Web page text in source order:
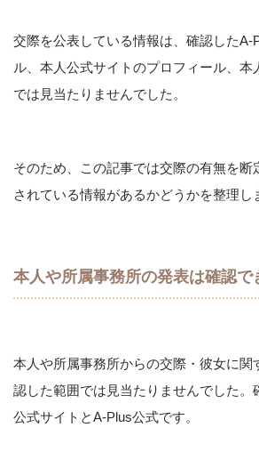
交際を公表している情報は、確認したA-
ル、本人公式サイトのプロフィール、本
では見当たりませんでした。
そのため、この記事では交際の有無を断
されている情報があるかどうかを整理し
本人や所属事務所の発表は確認で
本人や所属事務所からの交際・彼女に関
認した範囲では見当たりませんでした。
公式サイトとA-Plus公式です。